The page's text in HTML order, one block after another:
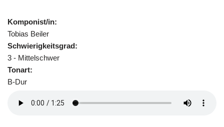
Komponist/in:
Tobias Beiler
Schwierigkeitsgrad:
3 - Mittelschwer
Tonart:
B-Dur